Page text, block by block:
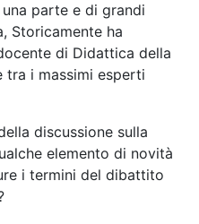
parte e di grandi
Storicamente ha
di Didattica della
tra i massimi esperti
discussione sulla
elemento di novità
i termini del dibattito